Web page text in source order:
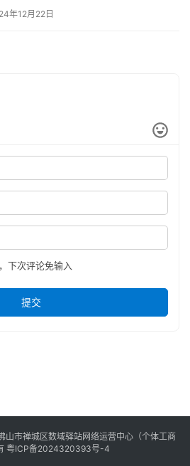
年12月22日
下次评论免输入
提交
市禅城区数域驿站网络运营中心（个体工商
粤ICP备2024320393号-4